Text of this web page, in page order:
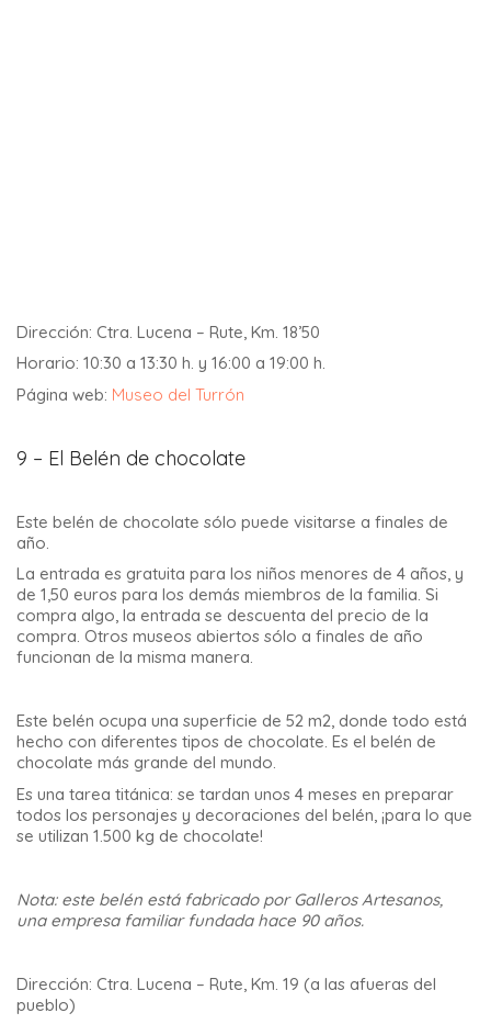
Dirección: Ctra. Lucena – Rute, Km. 18’50
Horario: 10:30 a 13:30 h. y 16:00 a 19:00 h.
Página web: Museo del Turrón
9 – El Belén de chocolate
Este belén de chocolate sólo puede visitarse a finales de
año.
La entrada es gratuita para los niños menores de 4 años, y
de 1,50 euros para los demás miembros de la familia. Si
compra algo, la entrada se descuenta del precio de la
compra. Otros museos abiertos sólo a finales de año
funcionan de la misma manera.
Este belén ocupa una superficie de 52 m2, donde todo está
hecho con diferentes tipos de chocolate. Es el belén de
chocolate más grande del mundo.
Es una tarea titánica: se tardan unos 4 meses en preparar
todos los personajes y decoraciones del belén, ¡para lo que
se utilizan 1.500 kg de chocolate!
Nota: este belén está fabricado por Galleros Artesanos,
una empresa familiar fundada hace 90 años.
Dirección: Ctra. Lucena – Rute, Km. 19 (a las afueras del
pueblo)